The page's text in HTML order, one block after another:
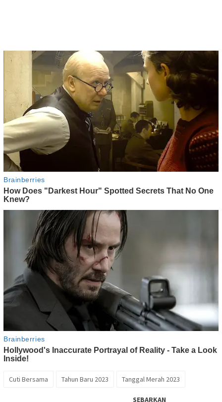
Cuti Bersama Tahun Baru 2023 Tanggal Merah 2023
SEBARKAN